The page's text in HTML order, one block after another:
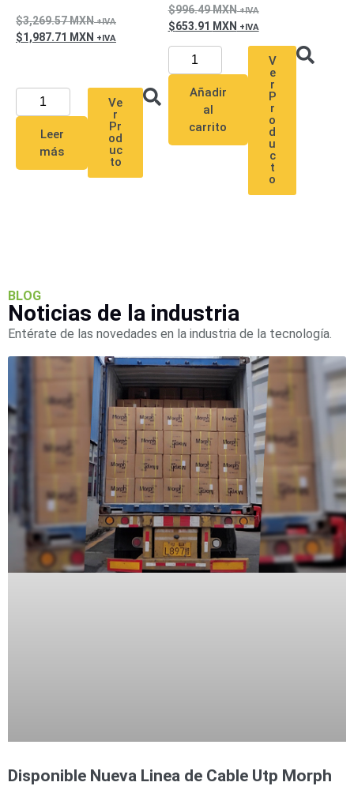
AccesoriosMobiliario
de
Monitores
Videowall
Seguridad
Protección
Contra
Descargas
Duros
Mecánicos
SD /
Micro
Servidores
de
AplicaciónUnidades
de Estado
Sólido
(SSD)
Software
VMS y
Analíticas
Móviles Dash
3,269.57MXN
1,987.71 MXN
Leer
más
Ve
r
Pr
od
uc
to
996.49MXN
653.91 MXN
Añadir
al
carrito
V
e
r
P
r
o
d
u
c
t
o
BLOG
Noticias de la industria
Entérate de las novedades en la industria de la tecnología.
Disponible Nueva Linea de Cable Utp Morph